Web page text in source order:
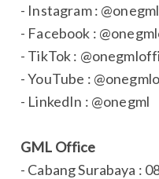
- Instagram :
- Facebook :
- TikTok :
- YouTube :
- LinkedIn : @onegml
GML Office
- Cabang Surabaya :